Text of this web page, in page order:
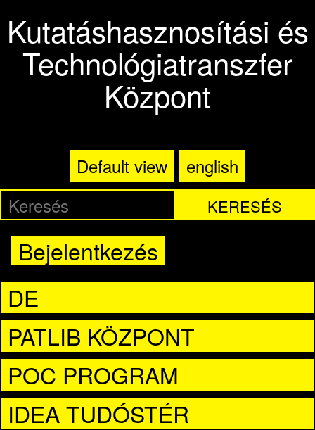
Kutatáshasznosítási és
Technológiatranszfer
Központ
Default view english
KERESÉS
DE
PATLIB KÖZPONT
POC PROGRAM
IDEA TUDÓSTÉR
Bejelentkezés